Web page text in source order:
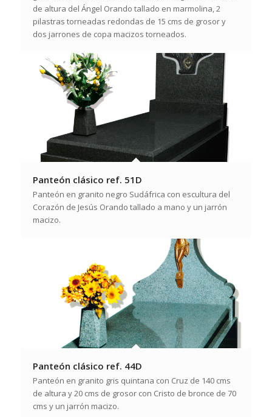
de altura del Ángel Orando tallado en marmolina, 2
pilastras torneadas redondas de 15 cms de grosor y
dos jarrones de copa macizos torneados.
Panteón clásico ref. 51D
Panteón en granito negro Sudáfrica con escultura del
Corazón de Jesús Orando tallado a mano y un jarrón
macizo.
Panteón clásico ref. 44D
Panteón en granito gris quintana con Cruz de 140 cms
de altura y 20 cms de grosor con Cristo de bronce de 70
cms y un jarrón macizo.